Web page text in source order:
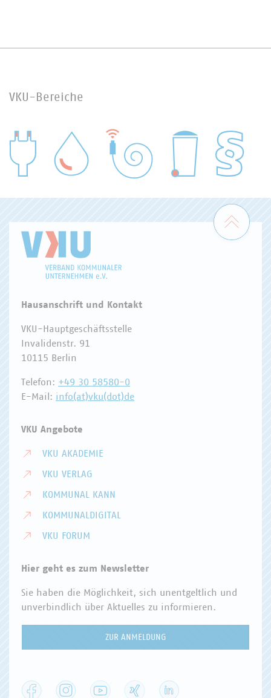
VKU-Bereiche
WASSER/ABWASSER
Zum
Hausanschrift und Kontakt
VKU-Hauptgeschäftsstelle
Invalidenstr. 91
10115 Berlin
Telefon: +49 30 58580-0
E-Mail: info(at)vku(dot)de
VKU Angebote
VKU AKADEMIE
VKU VERLAG
KOMMUNAL KANN
KOMMUNALDIGITAL
VKU FORUM
Hier geht es zum Newsletter
Sie haben die Möglichkeit, sich unentgeltlich und
unverbindlich über Aktuelles zu informieren.
ZUR ANMELDUNG
Facebook Instagram YouTube